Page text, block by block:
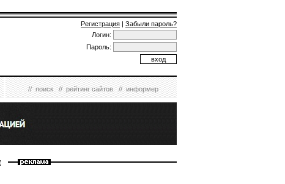
Регистрация | Забыли пароль?
Логин:
Пароль:
//поиск//рейтинг сайтов//информер